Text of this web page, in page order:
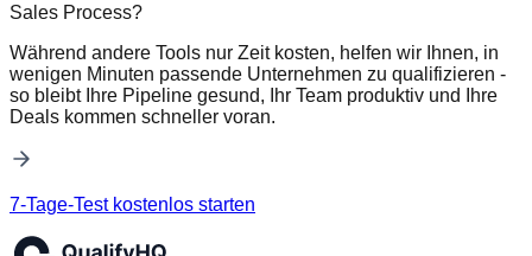
Sales Process?
Während andere Tools nur Zeit kosten, helfen wir Ihnen, in
wenigen Minuten passende Unternehmen zu qualifizieren -
so bleibt Ihre Pipeline gesund, Ihr Team produktiv und Ihre
Deals kommen schneller voran.
7-Tage-Test kostenlos starten